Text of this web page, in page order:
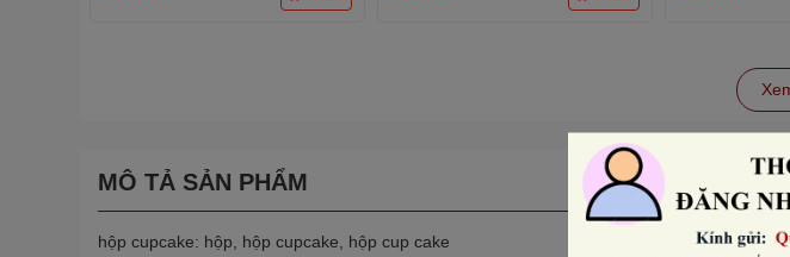
MÔ TẢ SẢN PHẨM
hộp cupcake: hộp, hộp cupcake, hộp cup cake